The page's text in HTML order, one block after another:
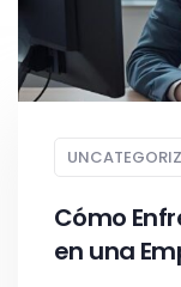
Cómo
en una